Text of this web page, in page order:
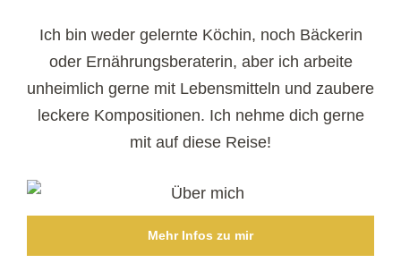
Ich bin weder gelernte Köchin, noch Bäckerin
oder Ernährungsberaterin, aber ich arbeite
unheimlich gerne mit Lebensmitteln und zaubere
leckere Kompositionen. Ich nehme dich gerne
mit auf diese Reise!
Mehr Infos zu mir